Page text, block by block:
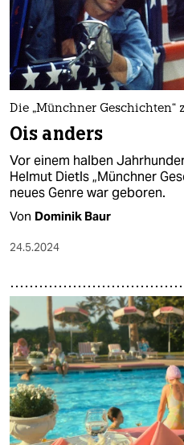
Die „Münchner Geschichten“
Ois anders
Vor einem halben
Helmut Dietls „Münchner
neues Genre war geboren.
Von Dominik Baur
24.5.2024